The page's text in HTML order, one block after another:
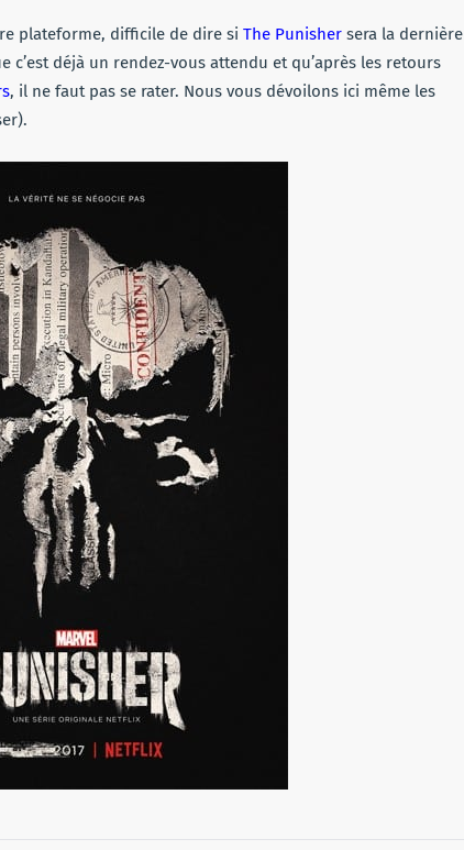
plateforme, difficile de dire si The Punisher sera la dernière
c’est déjà un rendez-vous attendu et qu’après les retours
, il ne faut pas se rater. Nous vous dévoilons ici même les